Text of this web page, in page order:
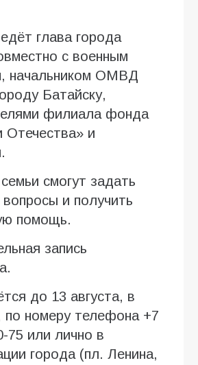
глава города
с военным
начальником ОМВД
Батайску,
филиала фонда
Отечества» и
смогут задать
и получить
помощь.
запись
до 13 августа, в
по номеру телефона +7
75 или лично в
города (пл. Ленина,